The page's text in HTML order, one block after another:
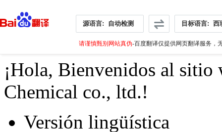
源语言: 自动检测 目标语言: 西
请谨慎甄别网站真伪-百度翻译仅提供网页翻译服务，